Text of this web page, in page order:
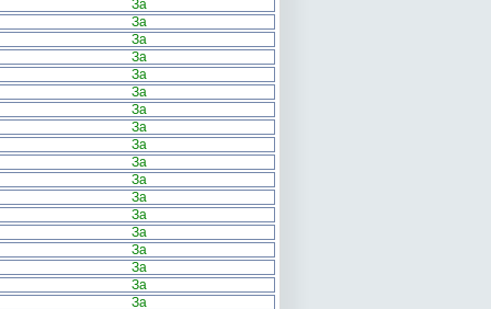
За
За
За
За
За
За
За
За
За
За
За
За
За
За
За
За
За
За